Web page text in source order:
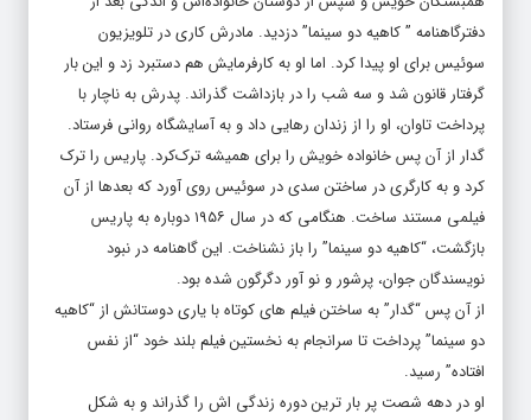
دفترگاهنامه ” کاهیه دو سینما” دزدید. مادرش کاری در تلویزیون
سوئیس برای او پیدا کرد. اما او به کارفرمایش هم دستبرد زد و این بار
گرفتار قانون شد و سه شب را در بازداشت گذراند. پدرش به ناچار با
پرداخت تاوان، او را از زندان رهایی داد و به آسایشگاه روانی فرستاد.
گدار از آن پس خانواده خویش را برای همیشه ترک‌کرد. پاریس را ترک
کرد و به کارگری در ساختن سدی در سوئیس روی آورد که بعدها از آن
فیلمی مستند ساخت. هنگامی که در سال ۱۹۵۶ دوباره به پاریس
بازگشت، “کاهیه دو سینما” را باز نشناخت. این گاهنامه در نبود
نویسندگان جوان، پرشور و نو آور دگرگون شده بود.
از آن پس “گدار” به ساختن فیلم های کوتاه با یاری دوستانش از “کاهیه
دو سینما” پرداخت تا سرانجام به نخستین فیلم بلند خود “از نفس
افتاده” رسید.
او در دهه شصت پر بار ترین دوره زندگی اش را گذراند و به شکل